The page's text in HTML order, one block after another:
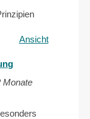
Ansicht
Monate